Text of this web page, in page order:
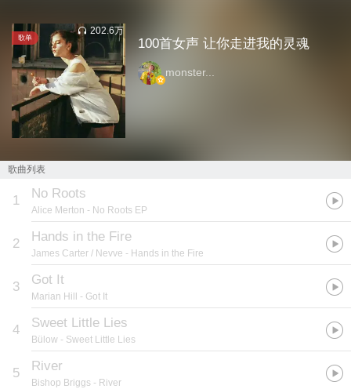
歌单
202.6万
100首女声 让你走进我的灵魂
monster...
歌曲列表
1 No Roots
Alice Merton - No Roots EP
2 Hands in the Fire
James Carter / Nevve - Hands in the Fire
3 Got It
Marian Hill - Got It
4 Sweet Little Lies
Bülow - Sweet Little Lies
5 River
Bishop Briggs - River